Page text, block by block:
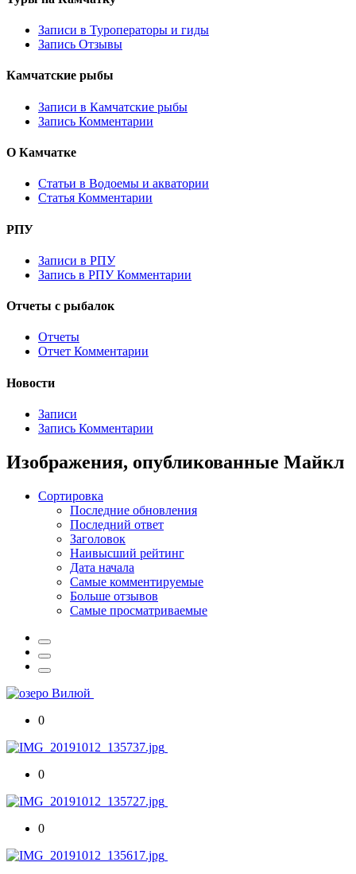
Записи в Туроператоры и гиды
Запись Отзывы
Камчатские рыбы
Записи в Камчатские рыбы
Запись Комментарии
О Камчатке
Статьи в Водоемы и акватории
Статья Комментарии
РПУ
Записи в РПУ
Запись в РПУ Комментарии
Отчеты с рыбалок
Отчеты
Отчет Комментарии
Новости
Записи
Запись Комментарии
Изображения, опубликованные Майкл
Сортировка
Последние обновления
Последний ответ
Заголовок
Наивысший рейтинг
Дата начала
Самые комментируемые
Больше отзывов
Самые просматриваемые
0
0
0